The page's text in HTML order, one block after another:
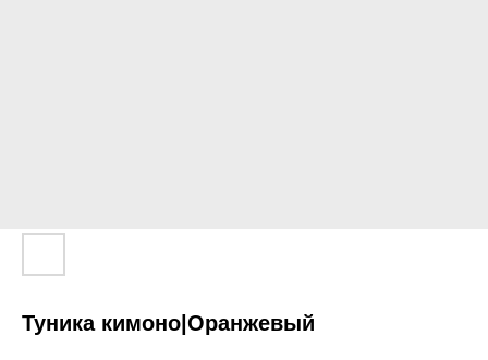
Туника кимоно|Оранжевый